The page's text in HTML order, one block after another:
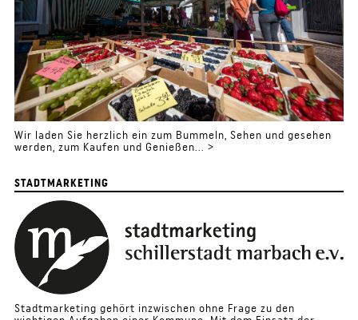
Wir laden Sie herzlich ein zum Bummeln, Sehen und gesehen
werden, zum Kaufen und Genießen... >
STADTMARKETING
Stadtmarketing gehört inzwischen ohne Frage zu den